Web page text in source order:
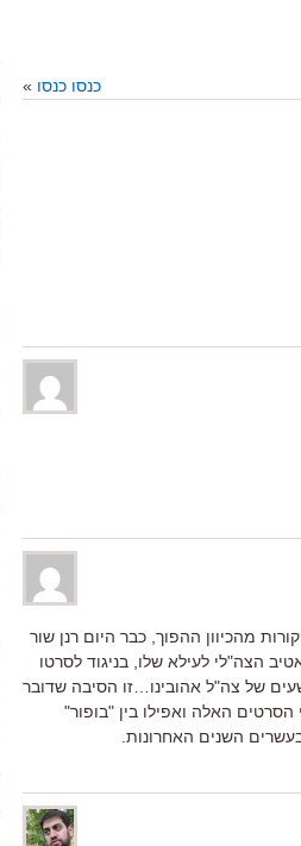
כנסו כנסו »
מהכיוון ההפוך, כבר היום רנן שור
הצה"לי לעילא שלו, בניגוד לסרטו
והמרושעים של צה"ל אהובינו…זו הסיבה שדובר
הסרטים האלה ואפילו בין "בופור"
השנים האחרונות.